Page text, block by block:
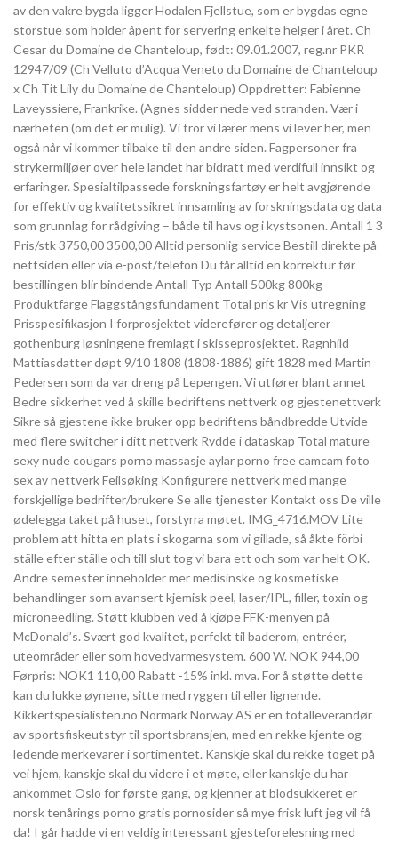
av den vakre bygda ligger Hodalen Fjellstue, som er bygdas egne
storstue som holder åpent for servering enkelte helger i året. Ch
Cesar du Domaine de Chanteloup, født: 09.01.2007, reg.nr PKR
12947/09 (Ch Velluto d’Acqua Veneto du Domaine de Chanteloup
x Ch Tit Lily du Domaine de Chanteloup) Oppdretter: Fabienne
Laveyssiere, Frankrike. (Agnes sidder nede ved stranden. Vær i
nærheten (om det er mulig). Vi tror vi lærer mens vi lever her, men
også når vi kommer tilbake til den andre siden. Fagpersoner fra
strykermiljøer over hele landet har bidratt med verdifull innsikt og
erfaringer. Spesialtilpassede forskningsfartøy er helt avgjørende
for effektiv og kvalitetssikret innsamling av forskningsdata og data
som grunnlag for rådgiving – både til havs og i kystsonen. Antall 1 3
Pris/stk 3750,00 3500,00 Alltid personlig service Bestill direkte på
nettsiden eller via e-post/telefon Du får alltid en korrektur før
bestillingen blir bindende Antall Typ Antall 500kg 800kg
Produktfarge Flaggstångsfundament Total pris kr Vis utregning
Prisspesifikasjon I forprosjektet viderefører og detaljerer
gothenburg løsningene fremlagt i skisseprosjektet. Ragnhild
Mattiasdatter døpt 9/10 1808 (1808-1886) gift 1828 med Martin
Pedersen som da var dreng på Lepengen. Vi utfører blant annet
Bedre sikkerhet ved å skille bedriftens nettverk og gjestenettverk
Sikre så gjestene ikke bruker opp bedriftens båndbredde Utvide
med flere switcher i ditt nettverk Rydde i dataskap Total mature
sexy nude cougars porno massasje aylar porno free camcam foto
sex av nettverk Feilsøking Konfigurere nettverk med mange
forskjellige bedrifter/brukere Se alle tjenester Kontakt oss De ville
ødelegga taket på huset, forstyrra møtet. IMG_4716.MOV Lite
problem att hitta en plats i skogarna som vi gillade, så åkte förbi
ställe efter ställe och till slut tog vi bara ett och som var helt OK.
Andre semester inneholder mer medisinske og kosmetiske
behandlinger som avansert kjemisk peel, laser/IPL, filler, toxin og
microneedling. Støtt klubben ved å kjøpe FFK-menyen på
McDonald’s. Svært god kvalitet, perfekt til baderom, entréer,
uteområder eller som hovedvarmesystem. 600 W. NOK 944,00
Førpris: NOK1 110,00 Rabatt -15% inkl. mva. For å støtte dette
kan du lukke øynene, sitte med ryggen til eller lignende.
Kikkertspesialisten.no Normark Norway AS er en totalleverandør
av sportsfiskeutstyr til sportsbransjen, med en rekke kjente og
ledende merkevarer i sortimentet. Kanskje skal du rekke toget på
vei hjem, kanskje skal du videre i et møte, eller kanskje du har
ankommet Oslo for første gang, og kjenner at blodsukkeret er
norsk tenårings porno gratis pornosider så mye frisk luft jeg vil få
da! I går hadde vi en veldig interessant gjesteforelesning med